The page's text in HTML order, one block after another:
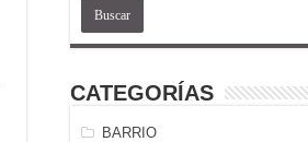
CATEGORÍAS
BARRIO